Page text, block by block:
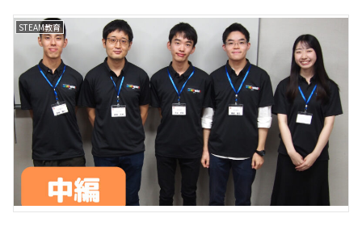
STEAM教育